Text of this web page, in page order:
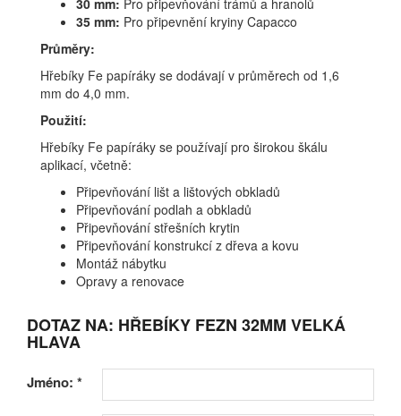
30 mm: Pro připevňování trámů a hranolů
35 mm: Pro připevnění kryiny Capacco
Průměry:
Hřebíky Fe papíráky se dodávají v průměrech od 1,6
mm do 4,0 mm.
Použití:
Hřebíky Fe papíráky se používají pro širokou škálu
aplikací, včetně:
Připevňování lišt a lištových obkladů
Připevňování podlah a obkladů
Připevňování střešních krytin
Připevňování konstrukcí z dřeva a kovu
Montáž nábytku
Opravy a renovace
DOTAZ NA: HŘEBÍKY FEZN 32MM VELKÁ
HLAVA
Jméno: *